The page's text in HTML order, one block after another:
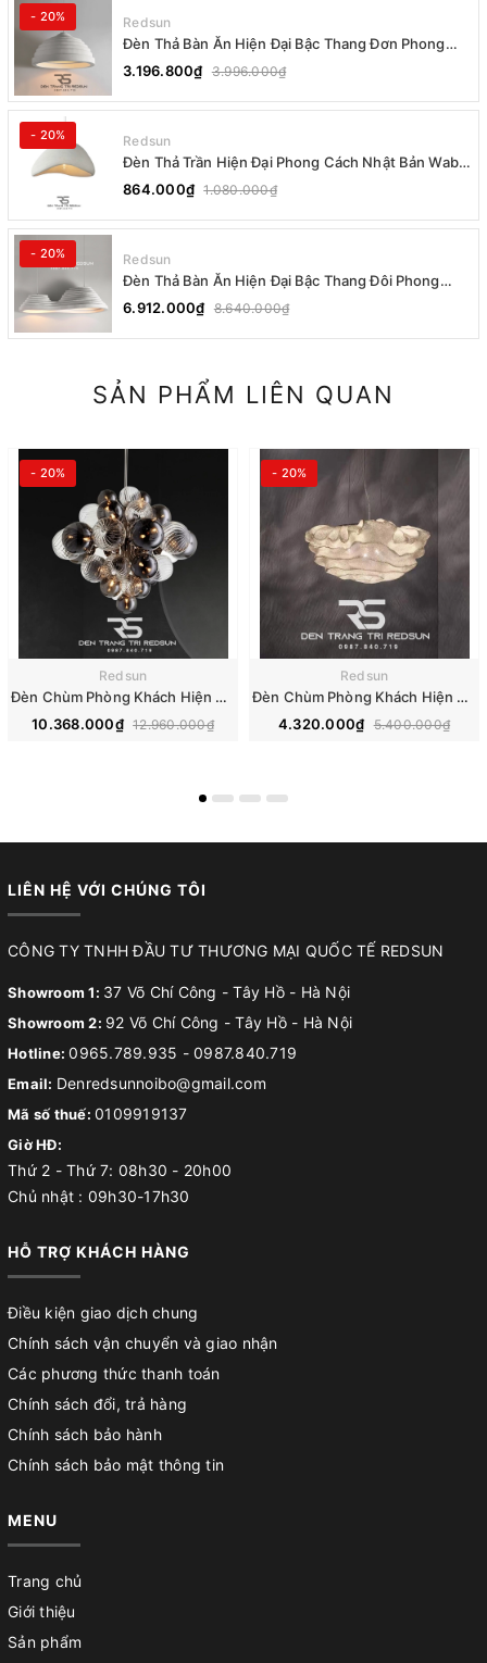
- 20% Redsun
Đèn Thả Bàn Ăn Hiện Đại Bậc Thang Đơn Phong
Cách Nhật Bản Wabi-sabi DC-T078B
3.196.800₫ 3.996.000₫
- 20% Redsun
Đèn Thả Trần Hiện Đại Phong Cách Nhật Bản Wabi-
sabi CDT-T036 Dáng A
864.000₫ 1.080.000₫
- 20% Redsun
Đèn Thả Bàn Ăn Hiện Đại Bậc Thang Đôi Phong
Cách Nhật Bản Wabi-sabi DC-T078A
6.912.000₫ 8.640.000₫
SẢN PHẨM LIÊN QUAN
- 20%
Redsun
Đèn Chùm Phòng Khách Hiện Đại Bong Bóng Phong Cách Bắc Âu DC-T079
10.368.000₫ 12.960.000₫
- 20%
Redsun
Đèn Chùm Phòng Khách Hiện Đại Đám Mây Phong Cách Bắc Âu DC-T075
4.320.000₫ 5.400.000₫
LIÊN HỆ VỚI CHÚNG TÔI
CÔNG TY TNHH ĐẦU TƯ THƯƠNG MẠI QUỐC TẾ REDSUN
Showroom 1: 37 Võ Chí Công - Tây Hồ - Hà Nội
Showroom 2: 92 Võ Chí Công - Tây Hồ - Hà Nội
Hotline:0965.789.935 - 0987.840.719
Email: Denredsunnoibo@gmail.com
Mã số thuế: 0109919137
Giờ HĐ:
Thứ 2 - Thứ 7: 08h30 - 20h00
Chủ nhật : 09h30-17h30
HỖ TRỢ KHÁCH HÀNG
Điều kiện giao dịch chung
Chính sách vận chuyển và giao nhận
Các phương thức thanh toán
Chính sách đổi, trả hàng
Chính sách bảo hành
Chính sách bảo mật thông tin
MENU
Trang chủ
Giới thiệu
Sản phẩm